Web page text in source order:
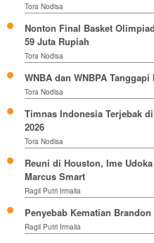
Tora Nodisa
Nonton Final Basket
59 Juta Rupiah
Tora Nodisa
WNBA dan WNBPA
Tora Nodisa
Timnas Indonesia Terjebak
2026
Tora Nodisa
Reuni di Houston, Ime
Marcus Smart
Ragil Putri Irmalia
Penyebab Kematian
Ragil Putri Irmalia